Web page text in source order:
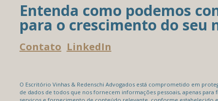
Entenda como podemos
para o crescimento do seu
Contato LinkedIn
O Escritório Vinhas & Redenschi Advogados está comprometido em
de dados de todos que nos fornecem informações pessoais, apenas para